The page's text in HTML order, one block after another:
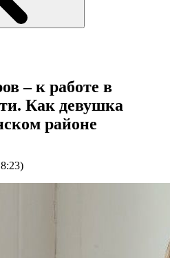
– к работе в
Как девушка
районе